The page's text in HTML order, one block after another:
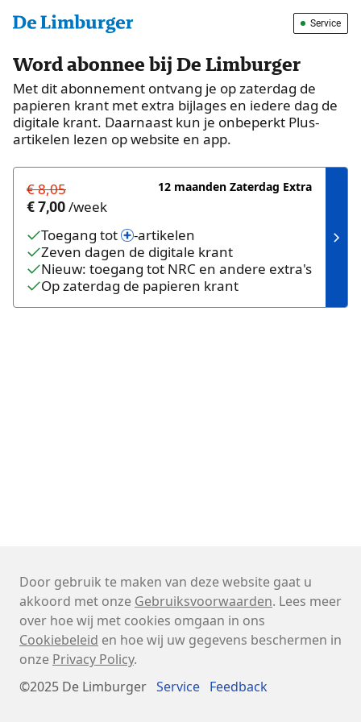
Service
Word abonnee bij De Limburger
Met dit abonnement ontvang je op zaterdag de
papieren krant met extra bijlages en iedere dag de
digitale krant. Daarnaast kun je onbeperkt Plus-
artikelen lezen op website en app.
€ 8,05
€ 7,00/week
12 maanden Zaterdag Extra
Toegang tot
-artikelen
Zeven dagen de digitale krant
Nieuw: toegang tot NRC en andere extra's
Op zaterdag de papieren krant
Door gebruik te maken van deze website gaat u
akkoord met onze Gebruiksvoorwaarden. Lees meer
over hoe wij met cookies omgaan in ons
Cookiebeleid en hoe wij uw gegevens beschermen in
onze Privacy Policy.
©2025 De Limburger Service Feedback